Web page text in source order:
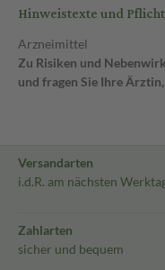
Hinweistexte und
Arzneimittel
Zu Risiken und
und fragen Sie Ihre
Versandarten
i.d.R. am nächsten
Zahlarten
sicher und bequem